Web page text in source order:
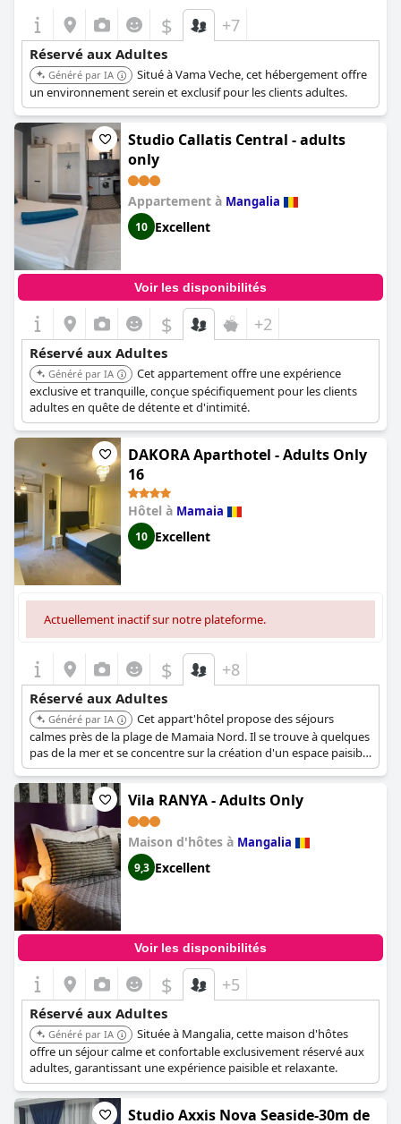
$ +7
Réservé aux Adultes
Généré par IA
Situé à Vama Veche, cet hébergement offre
un environnement serein et exclusif pour les clients adultes.
Studio Callatis Central - adults
only
Appartement à Mangalia
10 Excellent
Voir les disponibilités
$ +2
Réservé aux Adultes
Généré par IA
Cet appartement offre une expérience
exclusive et tranquille, conçue spécifiquement pour les clients
adultes en quête de détente et d'intimité.
DAKORA Aparthotel - Adults Only
16
Hôtel à Mamaia
10 Excellent
Actuellement inactif sur notre plateforme.
$ +8
Réservé aux Adultes
Généré par IA
Cet appart'hôtel propose des séjours
calmes près de la plage de Mamaia Nord. Il se trouve à quelques
pas de la mer et se concentre sur la création d'un espace paisible
pour les adultes.
Vila RANYA - Adults Only
Maison d'hôtes à Mangalia
9,3 Excellent
Voir les disponibilités
$ +5
Réservé aux Adultes
Généré par IA
Située à Mangalia, cette maison d'hôtes
offre un séjour calme et confortable exclusivement réservé aux
adultes, garantissant une expérience paisible et relaxante.
Studio Axxis Nova Seaside-30m de